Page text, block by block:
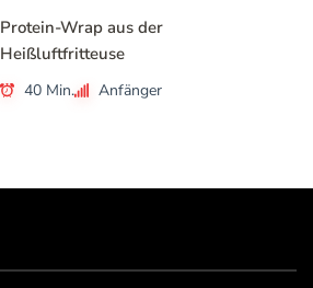
Protein-Wrap aus der
Heißluftfritteuse
40 Min. Anfänger